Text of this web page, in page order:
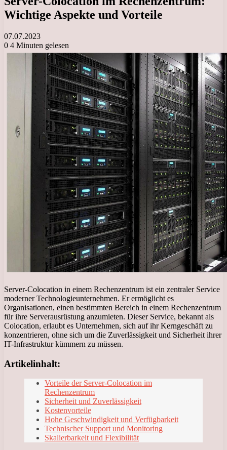
Wichtige Aspekte und Vorteile
07.07.2023
0 4 Minuten gelesen
Server-Colocation in einem Rechenzentrum ist ein zentraler Service
moderner Technologieunternehmen. Er ermöglicht es
Organisationen, einen bestimmten Bereich in einem Rechenzentrum
für ihre Serverausrüstung anzumieten. Dieser Service, bekannt als
Colocation, erlaubt es Unternehmen, sich auf ihr Kerngeschäft zu
konzentrieren, ohne sich um die Zuverlässigkeit und Sicherheit ihrer
IT-Infrastruktur kümmern zu müssen.
Artikelinhalt:
Vorteile der Server-Colocation im
Rechenzentrum
Sicherheit und Zuverlässigkeit
Kostenvorteile
Hohe Geschwindigkeit und Verfügbarkeit
Technischer Support und Monitoring
Skalierbarkeit und Flexibilität